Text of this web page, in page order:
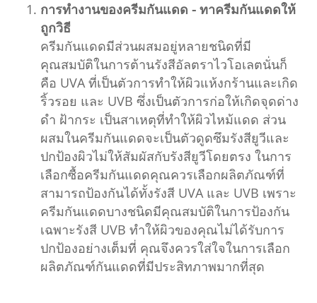
การทำงานของครีมกันแดด - ทาครีมกันแดดให้
ถูกวิธี
ครีมกันแดดมีส่วนผสมอยู่หลายชนิดที่มี
คุณสมบัติในการต้านรังสีอัลตราไวโอเลตนั่นก็
คือ UVA ที่เป็นตัวการทำให้ผิวแห้งกร้านและเกิด
ริ้วรอย และ UVB ซึ่งเป็นตัวการก่อให้เกิดจุดด่าง
ดำ ฝ้ากระ เป็นสาเหตุที่ทำให้ผิวไหม้แดด ส่วน
ผสมในครีมกันแดดจะเป็นตัวดูดซึมรังสียูวีและ
ปกป้องผิวไม่ให้สัมผัสกับรังสียูวีโดยตรง ในการ
เลือกซื้อครีมกันแดดคุณควรเลือกผลิตภัณฑ์ที่
สามารถป้องกันได้ทั้งรังสี UVA และ UVB เพราะ
ครีมกันแดดบางชนิดมีคุณสมบัติในการป้องกัน
เฉพาะรังสี UVB ทำให้ผิวของคุณไม่ได้รับการ
ปกป้องอย่างเต็มที่ คุณจึงควรใส่ใจในการเลือก
ผลิตภัณฑ์กันแดดที่มีประสิทภาพมากที่สุด